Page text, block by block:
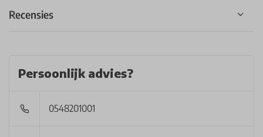
Recensies
Persoonlijk advies?
0548201001